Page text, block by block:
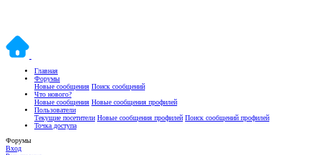
Главная
Форумы
Новые сообщения Поиск сообщений
Что нового?
Новые сообщения Новые сообщения профилей
Пользователи
Текущие посетители Новые сообщения профилей Поиск сообщений профилей
Точка доступа
Форумы
Вход